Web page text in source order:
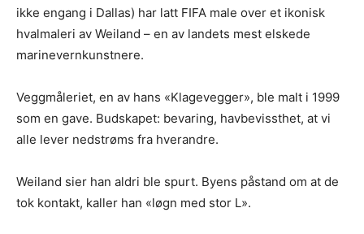
ikke engang i Dallas) har latt FIFA male over et ikonisk
hvalmaleri av Weiland – en av landets mest elskede
marinevernkunstnere.
Veggmåleriet, en av hans «Klagevegger», ble malt i 1999
som en gave. Budskapet: bevaring, havbevissthet, at vi
alle lever nedstrøms fra hverandre.
Weiland sier han aldri ble spurt. Byens påstand om at de
tok kontakt, kaller han «løgn med stor L».